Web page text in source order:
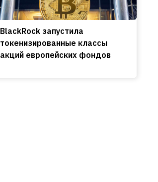
BlackRock запустила
токенизированные классы
акций европейских фондов